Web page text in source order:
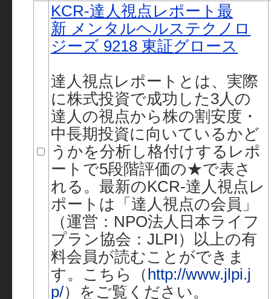
KCR-達人視点レポート最
新 メンタルヘルステクノロ
ジーズ 9218 東証グロース
達人視点レポートとは、実際
に株式投資で成功した3人の
達人の視点から株の割安度・
中長期投資に向いているかど
うかを分析し格付けするレポ
ートで5段階評価の★で表さ
れる。最新のKCR-達人視点レ
ポートは「達人視点の会員」
（運営：NPO法人日本ライフ
プラン協会：JLPI）以上の有
料会員が読むことができま
す。こちら（http://www.jlpi.j
p/）をご覧ください。